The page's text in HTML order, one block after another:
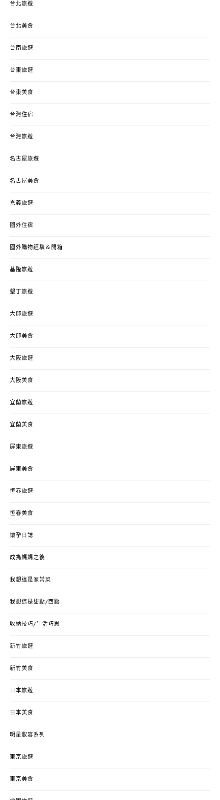
台北旅遊
台北美食
台南旅遊
台東旅遊
台東美食
台灣住宿
台灣旅遊
名古屋旅遊
名古屋美食
嘉義旅遊
國外住宿
國外購物經驗＆開箱
基隆旅遊
墾丁旅遊
大邱旅遊
大邱美食
大阪旅遊
大阪美食
宜蘭旅遊
宜蘭美食
屏東旅遊
屏東美食
恆春旅遊
恆春美食
懷孕日誌
成為媽媽之後
我想這是家常菜
我想這是甜點/西點
收納技巧/生活巧思
新竹旅遊
新竹美食
日本旅遊
日本美食
明星妝容系列
東京旅遊
東京美食